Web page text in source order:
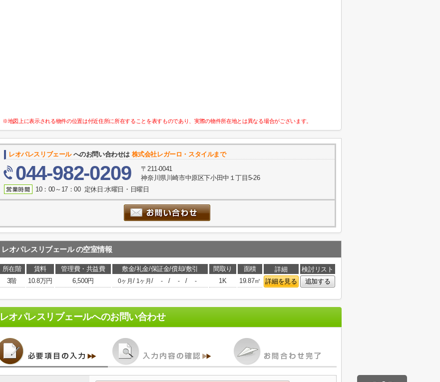
※地図上に表示される物件の位置は付近住所に所在することを表すものであり、実際の物件所在地とは異なる場合がございます。
レオパレスリブェールへのお問い合わせは 株式会社レガーロ・スタイルまで
044-982-0209
〒211-0041
神奈川県川崎市中原区下小田中１丁目5-26
10：00～17：00 定休日:水曜日・日曜日
レオパレスリブェール の空室情報
所在階 賃料 管理費・共益費 敷金/礼金/保証金/償却/敷引 間取り 面積 詳細
検討リスト
3階
10.8万円 6,500円 0ヶ月 / 1ヶ月 / - / - / - 1K 19.87㎡ 詳細を見る 追加する
レオパレスリブェールへのお問い合わせ